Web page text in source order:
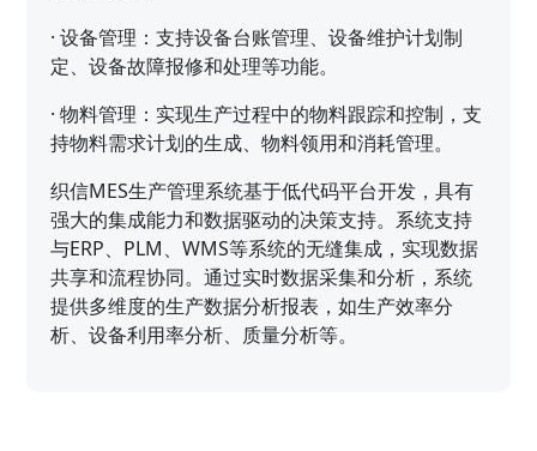
·设备管理：支持设备台账管理、设备维护计划制
定、设备故障报修和处理等功能。
·物料管理：实现生产过程中的物料跟踪和控制，支
持物料需求计划的生成、物料领用和消耗管理。
织信MES生产管理系统基于低代码平台开发，具有
强大的集成能力和数据驱动的决策支持。系统支持
与ERP、PLM、WMS等系统的无缝集成，实现数据
共享和流程协同。通过实时数据采集和分析，系统
提供多维度的生产数据分析报表，如生产效率分
析、设备利用率分析、质量分析等。